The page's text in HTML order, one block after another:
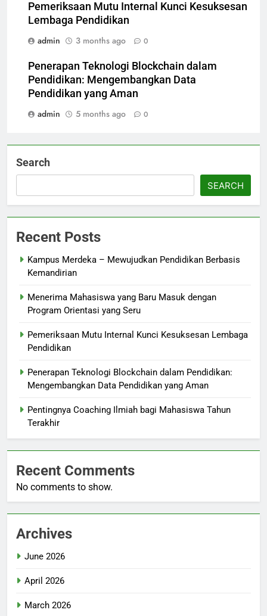
Pemeriksaan Mutu Internal Kunci Kesuksesan
Lembaga Pendidikan
admin
3 months ago 0
Penerapan Teknologi Blockchain dalam
Pendidikan: Mengembangkan Data
Pendidikan yang Aman
admin
5 months ago 0
Search
SEARCH
Recent Posts
Kampus Merdeka – Mewujudkan Pendidikan Berbasis
Kemandirian
Menerima Mahasiswa yang Baru Masuk dengan
Program Orientasi yang Seru
Pemeriksaan Mutu Internal Kunci Kesuksesan Lembaga
Pendidikan
Penerapan Teknologi Blockchain dalam Pendidikan:
Mengembangkan Data Pendidikan yang Aman
Pentingnya Coaching Ilmiah bagi Mahasiswa Tahun
Terakhir
Recent Comments
No comments to show.
Archives
June 2026
April 2026
March 2026